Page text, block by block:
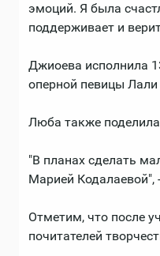
эмоций. Я была
поддерживает и
Джиоева исполнила
оперной певицы
Люба также
"В планах сделать
Марией Кодалаевой",
Отметим, что после
почитателей